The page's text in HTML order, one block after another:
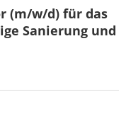
(m/w/d) für das
Sanierung und